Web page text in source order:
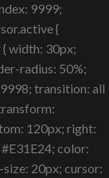
9999;
{
width: 30px;
radius: 50%;
transition: all
120px; right:
color:
20px; cursor: